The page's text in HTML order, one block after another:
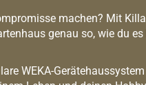
machen? Mit
genau so, wie du
WEKA-